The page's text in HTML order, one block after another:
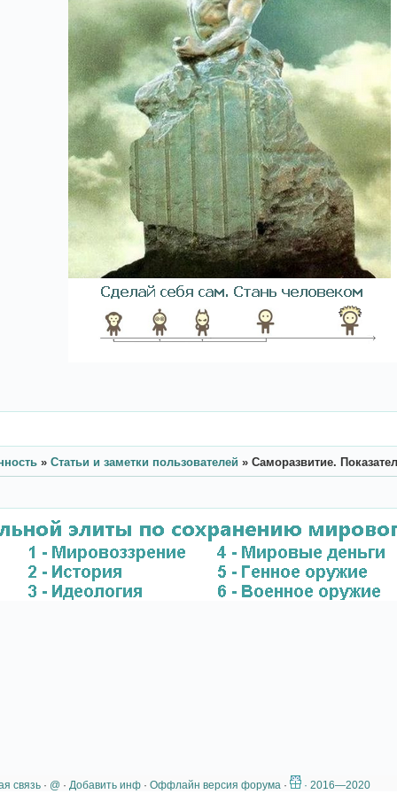
» Статьи и заметки пользователей » Саморазвитие.
связь · @ · Добавить инф · Оффлайн версия форума · · 2016—2020